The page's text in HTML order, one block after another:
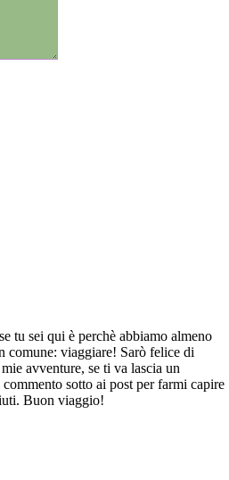
tu sei qui è perchè abbiamo almeno
comune: viaggiare! Sarò felice di
avventure, se ti va lascia un
sotto ai post per farmi capire
Buon viaggio!